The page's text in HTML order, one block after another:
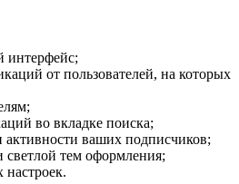
интерфейс;
от пользователей, на которых
во вкладке поиска;
активности ваших подписчиков;
тем оформления;
настроек.